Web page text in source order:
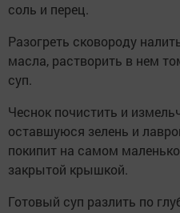
соль и перец.
Разогреть сковороду
масла, растворить в нем
суп.
Чеснок почистить и
оставшуюся зелень и
покипит на самом
закрытой крышкой.
Готовый суп разлить по